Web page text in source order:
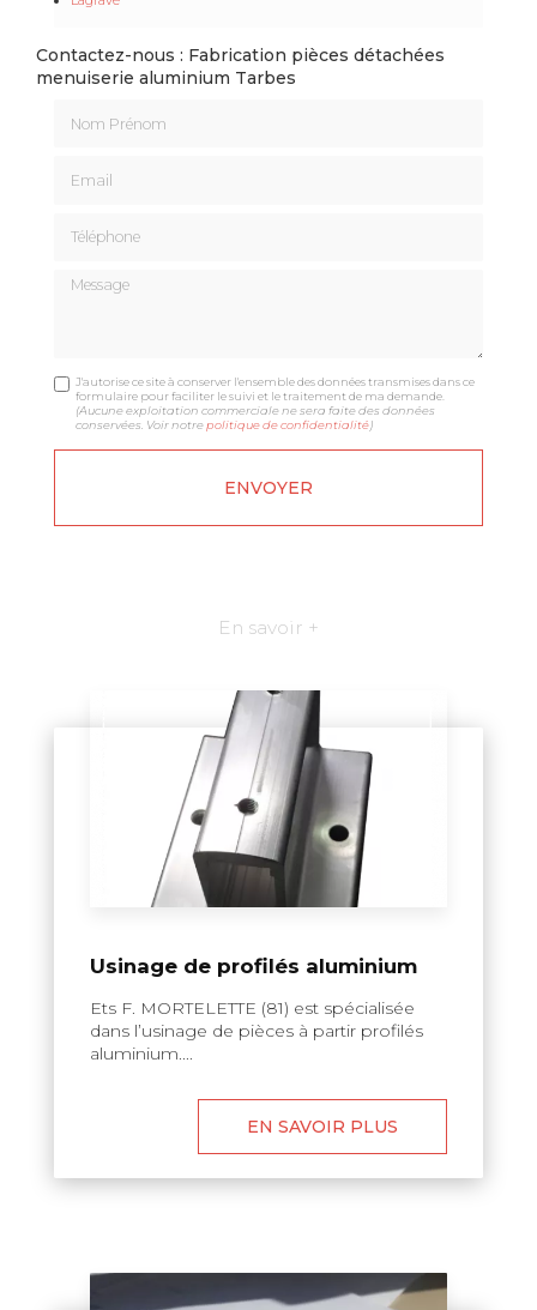
Contactez-nous : Fabrication pièces détachées
menuiserie aluminium Tarbes
Message
J'autorise ce site à conserver l'ensemble des données transmises dans ce
formulaire pour faciliter le suivi et le traitement de ma demande.
(Aucune exploitation commerciale ne sera faite des données
conservées. Voir notrepolitique de confidentialité)
En savoir +
Usinage de profilés aluminium
Ets F. MORTELETTE (81) est spécialisée
dans l’usinage de pièces à partir profilés
aluminium....
EN SAVOIR PLUS